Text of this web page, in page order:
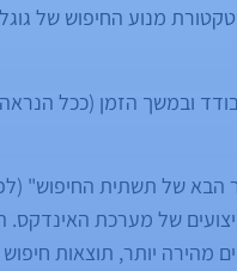
מנוע החיפוש של
ובמשך הזמן (ככל הנראה
הבא של תשתית החיפוש"
של מערכת האינדקס.
יותר, תוצאות חיפוש